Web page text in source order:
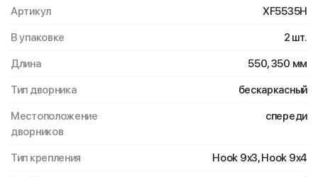
Артикул XF5535H
В упаковке 2 шт.
Длина 550, 350 мм
Тип дворника бескаркасный
Местоположение
дворников
спереди
Тип крепления Hook 9x3, Hook 9x4